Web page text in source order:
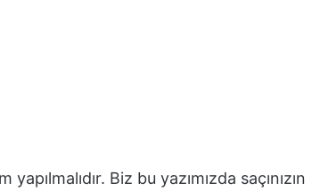
Biz bu yazımızda saçınızın